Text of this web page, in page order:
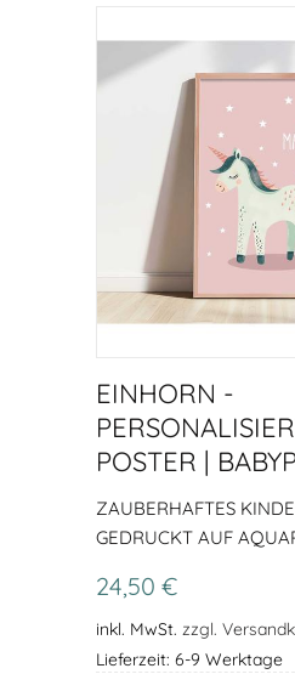
EINHORN -
POSTER |
ZAUBERHAFTES
GEDRUCKT AUF
24,50 €
inkl. MwSt. zzgl.
Lieferzeit: 6-9 Werktage